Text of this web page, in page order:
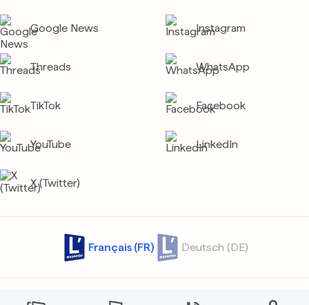
Google News Instagram
Threads WhatsApp
TikTok Facebook
YouTube LinkedIn
X (Twitter)
Français (FR) Deutsch (DE)
Protection des données